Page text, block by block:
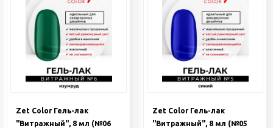
Zet Color Гель-лак
"Витражный", 8 мл (№06
Zet Color Гель-лак
"Витражный", 8 мл (№05